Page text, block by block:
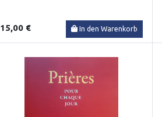
15,00 € In den Warenkorb